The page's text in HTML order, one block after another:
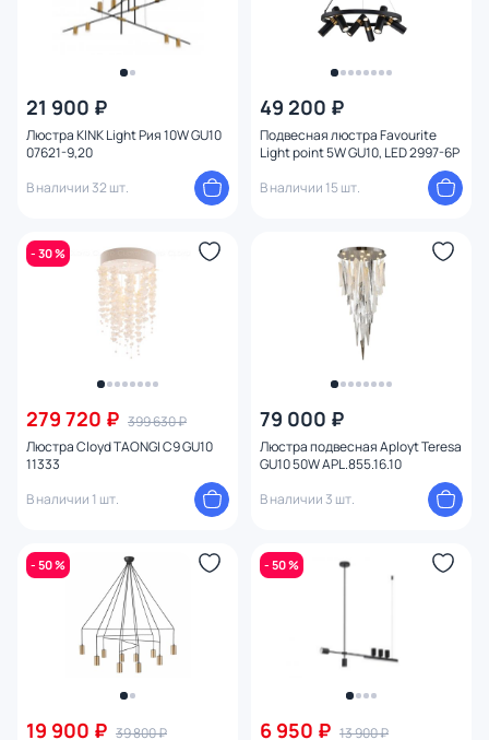
21 900 ₽
Люстра KINK Light Рия 10W GU10
07621-9,20
В наличии 32 шт.
49 200 ₽
Подвесная люстра Favourite
Light point 5W GU10, LED 2997-6P
В наличии 15 шт.
- 30 %
279 720 ₽ 399 630 ₽
Люстра Cloyd TAONGI C9 GU10
11333
В наличии 1 шт.
79 000 ₽
Люстра подвесная Aployt Teresa
GU10 50W APL.855.16.10
В наличии 3 шт.
- 50 %
19 900 ₽ 39 800 ₽
- 50 %
6 950 ₽ 13 900 ₽
Страна
Материал плафона
Цвет арматуры
Цвет плафона
Высота (мм)
Диаметр (мм)
Количество ламп